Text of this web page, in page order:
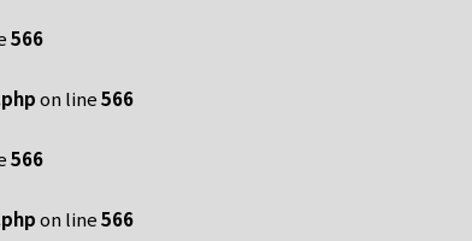
566
on line566
566
on line566